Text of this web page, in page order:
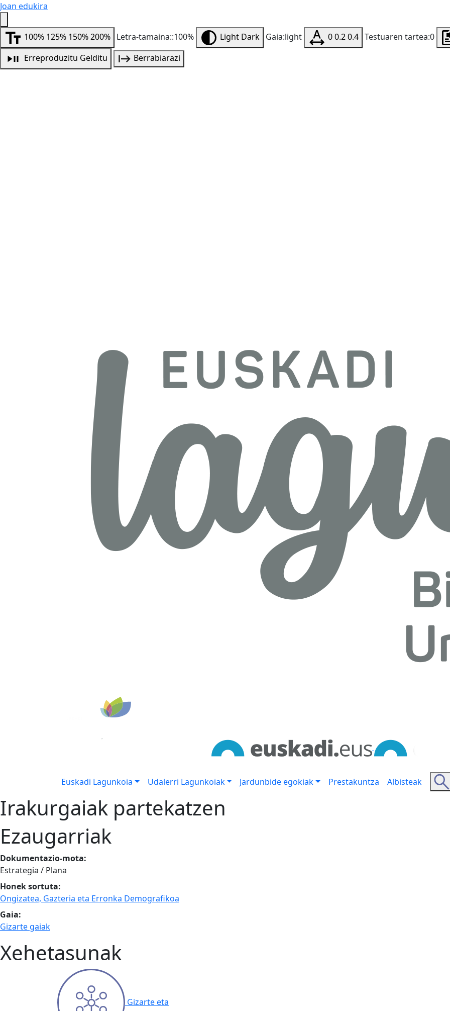
Joan edukira
100% 125% 150%200% Letra-tamaina::100% Light Dark Gaia:light 00.20.4 Testuaren tartea:0
Erreproduzitu Gelditu Berrabiarazi
Euskadi Lagunkoia Udalerri Lagunkoiak Jardunbide egokiak Prestakuntza Albisteak
Irakurgaiak partekatzen
Ezaugarriak
Dokumentazio-mota:
Estrategia / Plana
Honek sortuta:
Ongizatea, Gazteria eta Erronka Demografikoa
Gaia:
Gizarte gaiak
Xehetasunak
Gizarte eta